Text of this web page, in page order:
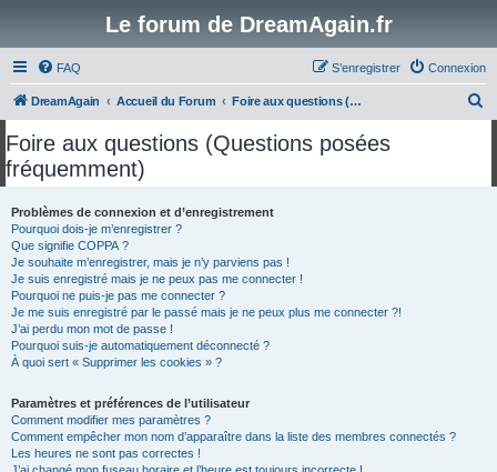
Le forum de DreamAgain.fr
FAQ Connexion
S’enregistrer
DreamAgain Accueil du Forum Foire aux questions (Questions posées fréquemment)
Foire aux questions (Questions posées
fréquemment)
Problèmes de connexion et d’enregistrement
Pourquoi dois-je m’enregistrer ?
Que signifie COPPA ?
Je souhaite m’enregistrer, mais je n’y parviens pas !
Je suis enregistré mais je ne peux pas me connecter !
Pourquoi ne puis-je pas me connecter ?
Je me suis enregistré par le passé mais je ne peux plus me connecter ?!
J’ai perdu mon mot de passe !
Pourquoi suis-je automatiquement déconnecté ?
À quoi sert « Supprimer les cookies » ?
Paramètres et préférences de l’utilisateur
Comment modifier mes paramètres ?
Comment empêcher mon nom d’apparaître dans la liste des membres connectés ?
Les heures ne sont pas correctes !